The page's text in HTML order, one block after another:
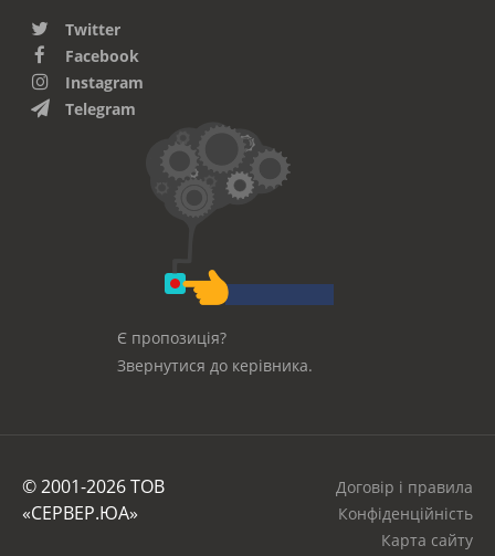
Twitter
Facebook
Instagram
Telegram
Є пропозиція?
Звернутися до керівника.
© 2001-2026 ТОВ
«СЕРВЕР.ЮА»
Договір і правила
Конфіденційність
Карта сайту